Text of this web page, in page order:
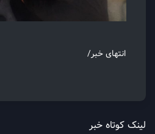
انتهای خبر/
لینک کوتاه خبر